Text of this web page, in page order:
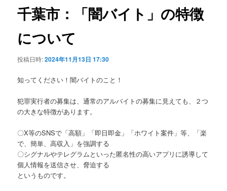
ゲ
ー
ョ
ン
千葉市：「闇バイト」の特徴
について
投稿日時:2024年11月13日 17:30
知ってください！闇バイトのこと！
犯罪実行者の募集は、通常のアルバイトの募集に見えても、２つ
の大きな特徴があります。
〇X等のSNSで「高額」「即日即金」「ホワイト案件」等、「楽
で、簡単、高収入」を強調する
〇シグナルやテレグラムといった匿名性の高いアプリに誘導して
個人情報を送信させ、脅迫する
というものです。